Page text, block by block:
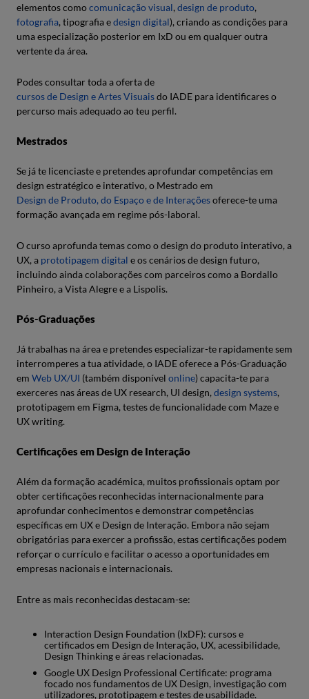
elementos comocomunicação visual, design de produto,
fotografia, tipografia edesign digital), criando as condições para
uma especialização posterior em IxD ou em qualquer outra
vertente da área.
Podes consultar toda a oferta de
cursos de Design e Artes Visuaisdo IADE para identificares o
percurso mais adequado ao teu perfil.
Mestrados
Se já te licenciaste e pretendes aprofundar competências em
design estratégico e interativo, o Mestrado em
Design de Produto, do Espaço e de Interaçõesoferece-te uma
formação avançada em regime pós-laboral.
O curso aprofunda temas como o design do produto interativo, a
UX, a prototipagem digital e os cenários de design futuro,
incluindo ainda colaborações com parceiros como a Bordallo
Pinheiro, a Vista Alegre e a Lispolis.
Pós-Graduações
Já trabalhas na área e pretendes especializar-te rapidamente sem
interromperes a tua atividade, o IADE oferece a Pós-Graduação
em Web UX/UI (também disponível online) capacita-te para
exerceres nas áreas de UX research, UI design, design systems,
prototipagem em Figma, testes de funcionalidade com Maze e
UX writing.
Certificações em Design de Interação
Além da formação académica, muitos profissionais optam por
obter certificações reconhecidas internacionalmente para
aprofundar conhecimentos e demonstrar competências
específicas em UX e Design de Interação. Embora não sejam
obrigatórias para exercer a profissão, estas certificações podem
reforçar o currículo e facilitar o acesso a oportunidades em
empresas nacionais e internacionais.
Entre as mais reconhecidas destacam-se:
Interaction Design Foundation (IxDF): cursos e
certificados em Design de Interação, UX, acessibilidade,
Design Thinking e áreas relacionadas.
Google UX Design Professional Certificate: programa
focado nos fundamentos de UX Design, investigação com
utilizadores, prototipagem e testes de usabilidade.